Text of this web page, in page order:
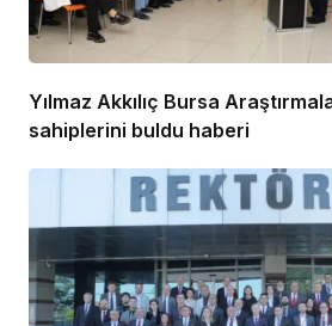
Yılmaz Akkılıç Bursa
sahiplerini buldu haberi